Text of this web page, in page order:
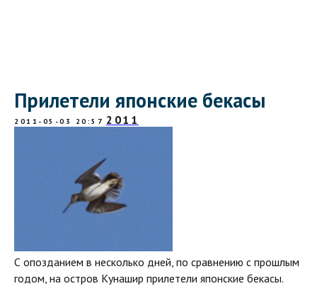
Прилетели японские бекасы
2011-05-03 20:57 2011
С опозданием в несколько дней, по сравнению с прошлым
годом, на остров Кунашир прилетели японские бекасы.